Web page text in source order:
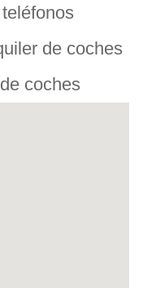
de coches
coches